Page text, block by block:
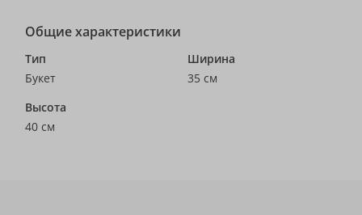
Общие характеристики
Тип
Букет
Ширина
35 см
Высота
40 см